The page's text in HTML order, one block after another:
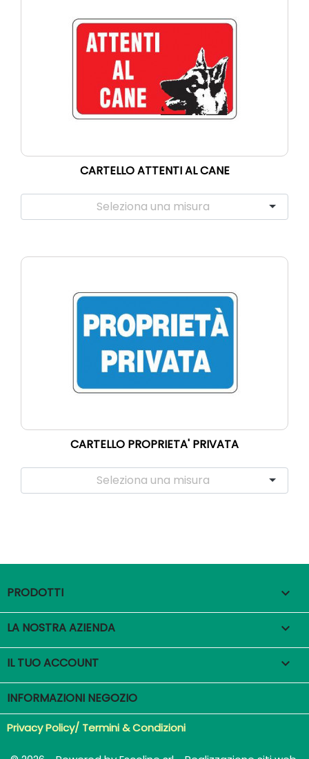
CARTELLO ATTENTI AL CANE
CARTELLO PROPRIETA' PRIVATA
PRODOTTI 
LA NOSTRA AZIENDA 
IL TUO ACCOUNT 
INFORMAZIONI NEGOZIO
Privacy Policy/ Termini & Condizioni